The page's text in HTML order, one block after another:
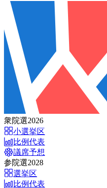
衆院選2026
小選挙区
比例代表
議席予想
参院選2028
選挙区
比例代表